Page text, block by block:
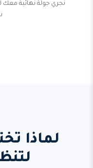
نجري جولة نهائية معك
لماذا